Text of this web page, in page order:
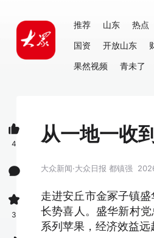
推荐 山东 热点
国资
开放山东
果然视频
青未了
从一地一收
大众新闻·大众日报 都镇强
走进安丘市金冢子镇
长势喜人。盛华新村
系列苹果，经济效益
4
3